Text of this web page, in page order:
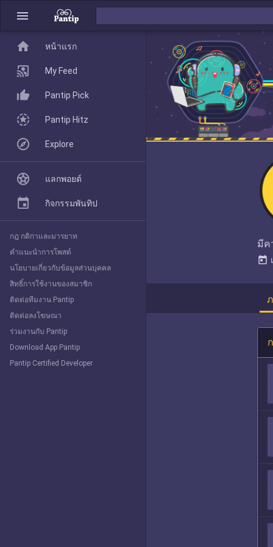
menu
มีค
today
home
Pantip Pick
Explore
home หน้าแรก
My Feed
Pantip Pick
Pantip Hitz
Explore
แลกพอยต์
กิจกรรมพันทิป
กฎ กติกาและมารยาท
คำแนะนำการโพสต์
นโยบายเกี่ยวกับข้อมูลส่วนบุคคล
สิทธิ์การใช้งานของสมาชิก
ติดต่อทีมงาน Pantip
ติดต่อลงโฆษณา
ร่วมงานกับ Pantip
Download App Pantip
Pantip Certified Developer